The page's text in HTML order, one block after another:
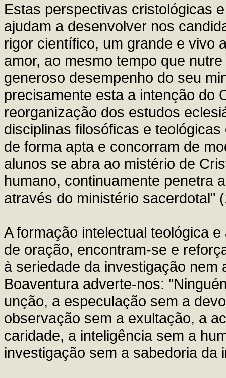
Estas perspectivas cristológicas
ajudam a desenvolver nos
rigor científico, um grande e vivo
amor, ao mesmo tempo que
generoso desempenho do seu
precisamente esta a intenção do
reorganização dos estudos
disciplinas filosóficas e
de forma apta e concorram de
alunos se abra ao mistério de
humano, continuamente penetra
através do ministério sacerdotal"
A formação intelectual teológica
de oração, encontram-se e
à seriedade da investigação
Boaventura adverte-nos:
unção, a especulação sem a
observação sem a exultação, a
caridade, a inteligência sem a
investigação sem a sabedoria da